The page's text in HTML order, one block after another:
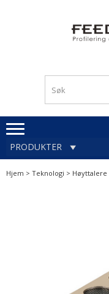
PRODUKTER
Hjem > Teknologi > Høyttalere